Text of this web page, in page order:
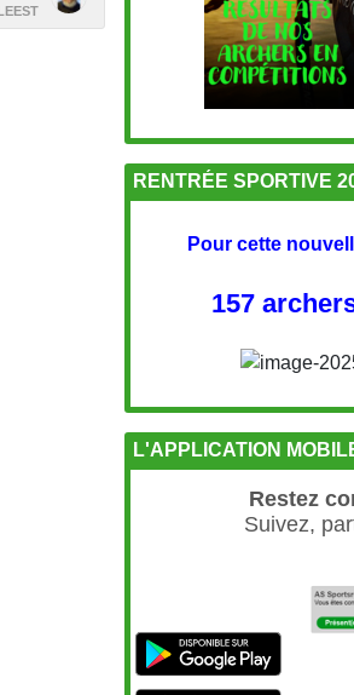
RENTRÉE SPORTIVE
Pour cette
157
L'APPLICATION
Restez
Suivez,